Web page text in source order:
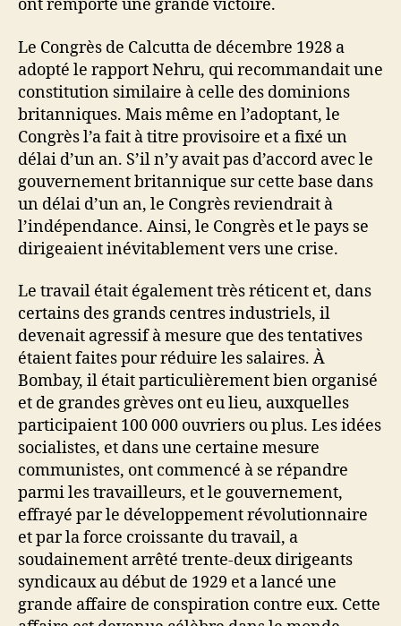
ont remporté une grande victoire.
Le Congrès de Calcutta de décembre 1928 a
adopté le rapport Nehru, qui recommandait une
constitution similaire à celle des dominions
britanniques. Mais même en l’adoptant, le
Congrès l’a fait à titre provisoire et a fixé un
délai d’un an. S’il n’y avait pas d’accord avec le
gouvernement britannique sur cette base dans
un délai d’un an, le Congrès reviendrait à
l’indépendance. Ainsi, le Congrès et le pays se
dirigeaient inévitablement vers une crise.
Le travail était également très réticent et, dans
certains des grands centres industriels, il
devenait agressif à mesure que des tentatives
étaient faites pour réduire les salaires. À
Bombay, il était particulièrement bien organisé
et de grandes grèves ont eu lieu, auxquelles
participaient 100 000 ouvriers ou plus. Les idées
socialistes, et dans une certaine mesure
communistes, ont commencé à se répandre
parmi les travailleurs, et le gouvernement,
effrayé par le développement révolutionnaire
et par la force croissante du travail, a
soudainement arrêté trente-deux dirigeants
syndicaux au début de 1929 et a lancé une
grande affaire de conspiration contre eux. Cette